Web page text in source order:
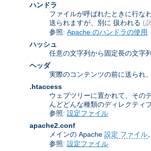
ハンドラ
ファイルが呼ばれたときに行な
送られますが、別に 扱われる (
参照: Apache のハンドラの使用
ハッシュ
任意の文字列から固定長の文字
ヘッダ
実際のコンテンツの前に送られ
.htaccess
ウェブツリーに置かれて、その
んどどんな種類のディレクティ
参照: 設定ファイル
apache2.conf
メインの Apache 設定 ファイル
参照: 設定ファイル